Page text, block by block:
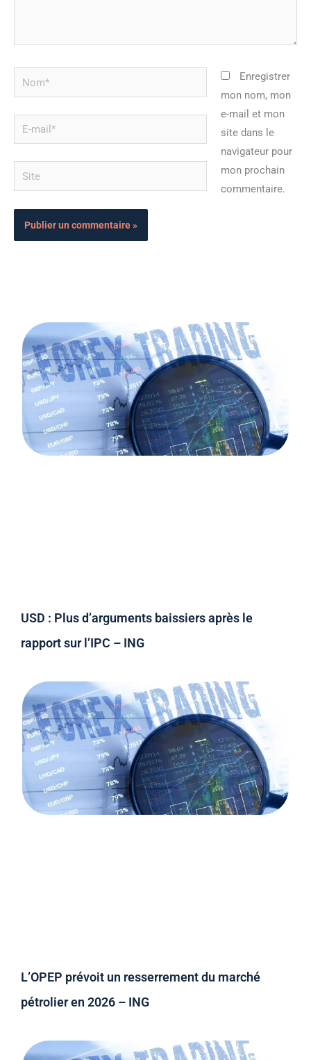
Nom*
mail*
Site
Enregistrer
mon nom, mon
e-mail et mon
site dans le
navigateur pour
mon prochain
commentaire.
USD : Plus d’arguments baissiers après le
rapport sur l’IPC – ING
L’OPEP prévoit un resserrement du marché
pétrolier en 2026 – ING